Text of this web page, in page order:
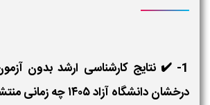
1- ✔️ نتایج کارشناسی ارشد بدون
درخشان دانشگاه آزاد ۱۴۰۵ چه زمانی منتشر می شود؟